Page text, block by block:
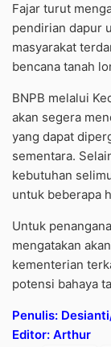
Fajar turut
pendirian dapur
masyarakat
bencana tanah
BNPB melalui
akan segera
yang dapat
sementara.
kebutuhan
untuk beberapa
Untuk
mengatakan
kementerian
potensi bahaya
Penulis:
Editor: Arthur